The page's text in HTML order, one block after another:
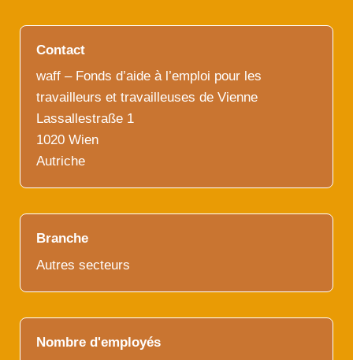
Contact
waff – Fonds d’aide à l’emploi pour les
travailleurs et travailleuses de Vienne
Lassallestraße 1
1020 Wien
Autriche
Branche
Autres secteurs
Nombre d'employés